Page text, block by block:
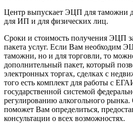
Центр выпускает ЭЦП для таможни
для ИП и для физических лиц.
Сроки и стоимость получения ЭЦП
пакета услуг. Если Вам необходим
таможни, но и для торговли, то
дополнительный пакет, который
электронных торгах, сделках с
того есть комплект для работы с
государственной системой
регулированию алкогольного
поможет Вам определиться,
консультации о всех возможностях.